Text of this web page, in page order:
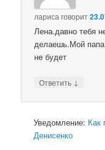
лариса говорит
Лена.давно тебя
делаешь.Мой папа
не будет
Ответить ↓
Уведомление: Как
Денисенко